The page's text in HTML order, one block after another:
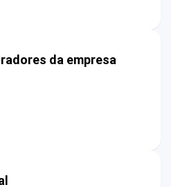
da empresa